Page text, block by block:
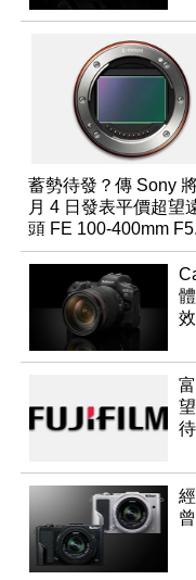
蓄勢待發？傳 Sony
月 4 日發表平價超望
頭 FE 100-400mm